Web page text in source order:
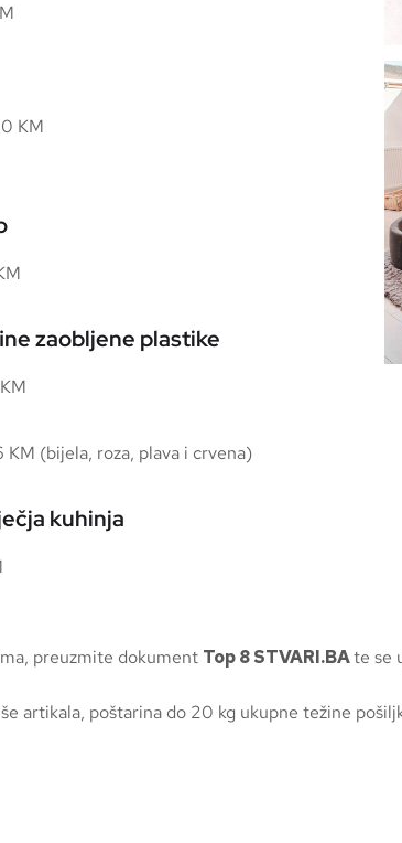
KM
zaobljene plastike
(bijela, roza, plava i crvena)
kuhinja
preuzmite dokument Top 8 STVARI.BAte se
artikala, poštarina do 20 kg ukupne težine